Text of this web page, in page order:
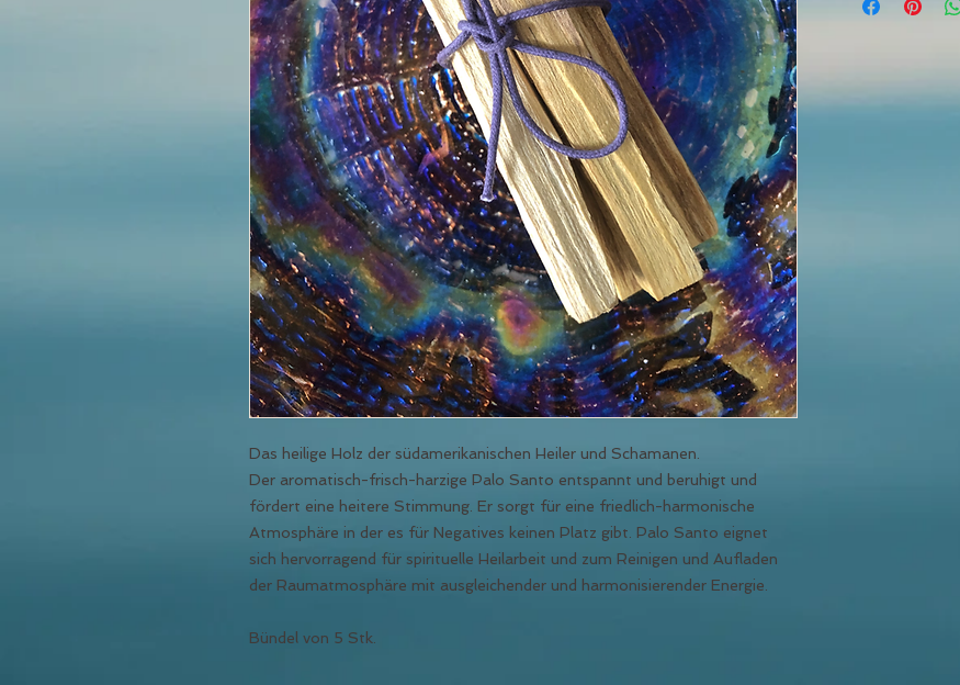
Das heilige Holz der südamerikanischen Heiler und Schamanen.
Der aromatisch-frisch-harzige Palo Santo entspannt und beruhigt und
fördert eine heitere Stimmung. Er sorgt für eine friedlich-harmonische
Atmosphäre in der es für Negatives keinen Platz gibt. Palo Santo eignet
sich hervorragend für spirituelle Heilarbeit und zum Reinigen und Aufladen
der Raumatmosphäre mit ausgleichender und harmonisierender Energie.
Bündel von 5 Stk.